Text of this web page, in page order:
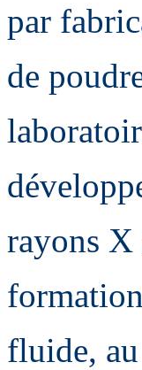
par
de
rayons X
fluide, au